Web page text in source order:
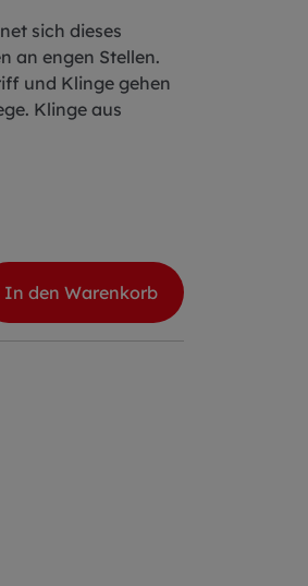
sich dieses
an engen Stellen.
und Klinge gehen
Klinge aus
In den Warenkorb